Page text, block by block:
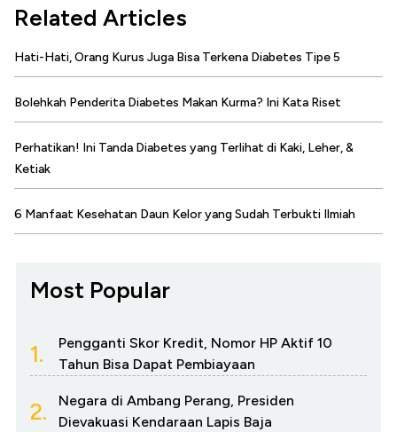
Related Articles
Hati-Hati, Orang Kurus Juga Bisa Terkena Diabetes Tipe 5
Bolehkah Penderita Diabetes Makan Kurma? Ini Kata Riset
Perhatikan! Ini Tanda Diabetes yang Terlihat di Kaki, Leher, &
Ketiak
6 Manfaat Kesehatan Daun Kelor yang Sudah Terbukti Ilmiah
Most Popular
1.
Pengganti Skor Kredit, Nomor HP Aktif 10
Tahun Bisa Dapat Pembiayaan
2.
Negara di Ambang Perang, Presiden
Dievakuasi Kendaraan Lapis Baja